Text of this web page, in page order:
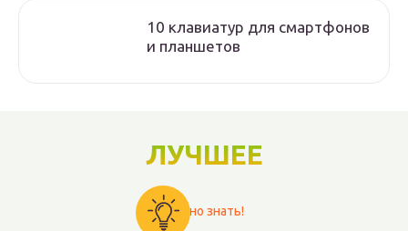
10 клавиатур для смартфонов
и планшетов
ЛУЧШЕЕ
Важно знать!